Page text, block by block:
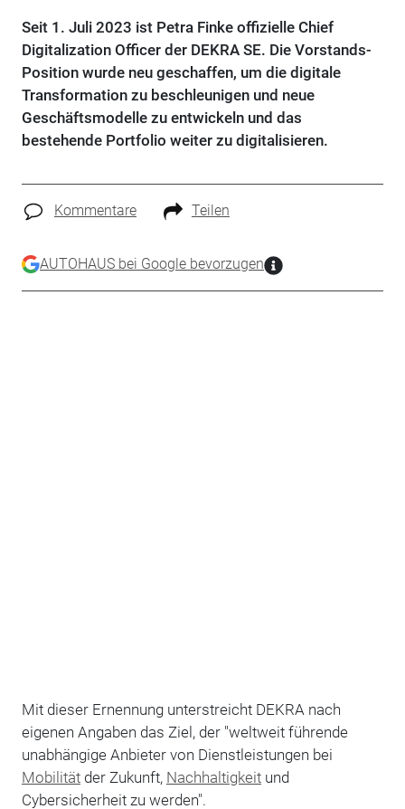
Seit 1. Juli 2023 ist Petra Finke offizielle Chief
Digitalization Officer der DEKRA SE. Die Vorstands-
Position wurde neu geschaffen, um die digitale
Transformation zu beschleunigen und neue
Geschäftsmodelle zu entwickeln und das
bestehende Portfolio weiter zu digitalisieren.
Kommentare Teilen
AUTOHAUS bei Google bevorzugen
Mit dieser Ernennung unterstreicht DEKRA nach
eigenen Angaben das Ziel, der "weltweit führende
unabhängige Anbieter von Dienstleistungen bei
Mobilitätder Zukunft, Nachhaltigkeitund
Cybersicherheit zu werden".